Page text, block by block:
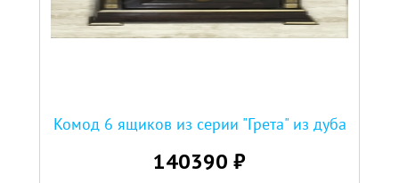
Комод 6 ящиков из серии "Грета" из дуба
140390 ₽